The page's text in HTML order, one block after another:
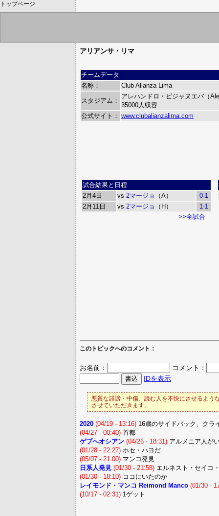
トップページ
アリアンサ・リマ
チームデータ
名称：
Club Alianza Lima
スタジアム：
アレハンドロ・ビジャヌエバ（
35000人収容
公式サイト： www.clubalianzalima.com
試合結果と日程
2月4日
vs 2マージョ （A）
0-1
2月11日
vs 2マージョ （H）
1-1
>>全試合
このトピックへのコメント：
お名前：
コメント：
IDを表示
悪質な誹謗・中傷、読む人を不快にさせるよう
させていただきます。
2020 (04/19 - 13:16) 16歳のサイドバック、クラ
(04/27 - 00:40) 首都
ゲブへオシアン (04/26 - 18:31) アルメニア人が
(01/28 - 22:27) ホセ・ハヨだ
(05/07 - 21:00) マンコ発見
日系人発見 (01/30 - 21:58) エルネスト・セイコ
(01/30 - 18:10) ココにいたのか
レイモンド・マンコ Reimond Manco (01/30 -
(10/17 - 02:31) 1ゲット